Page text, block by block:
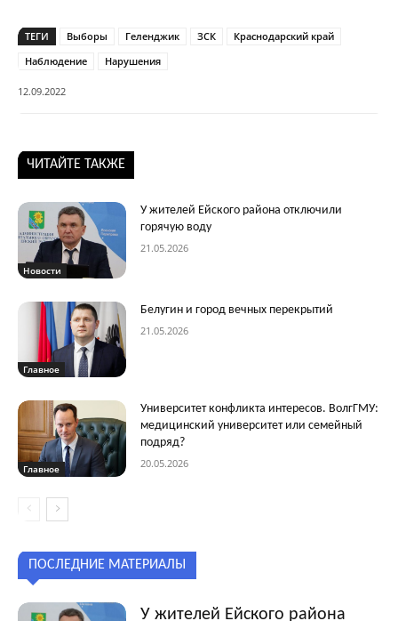
ТЕГИ Выборы Геленджик ЗСК
Краснодарский край
Наблюдение
Нарушения
12.09.2022
ЧИТАЙТЕ ТАКЖЕ
Новости
У жителей Ейского района отключили
горячую воду
21.05.2026
Главное
Белугин и город вечных перекрытий
21.05.2026
Главное
Университет конфликта интересов. ВолгГМУ:
медицинский университет или семейный
подряд?
20.05.2026
ПОСЛЕДНИЕ МАТЕРИАЛЫ
У жителей Ейского района